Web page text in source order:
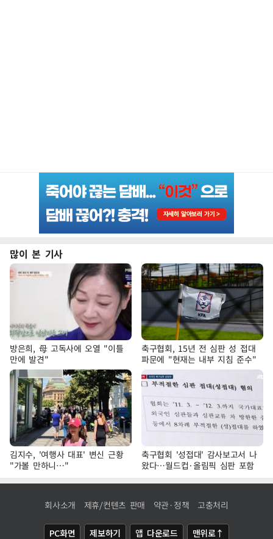
많이 본 기사
방은희, 母 고독사에 오열 "이틀
만에 발견"
축구협회, 15년 전 심판 성 접대
파문에 "현재는 내부 지침 준수"
김지수, '여행사 대표' 변신 근황
"가볼 만하니…"
축구협회 '성접대' 감사보고서 나
왔다…월드컵·올림픽 심판 포함
회사소개 제휴/컨텐츠 판매 약관·정책 고충처리
PC화면 제보하기 앱 다운로드 맨위로↑